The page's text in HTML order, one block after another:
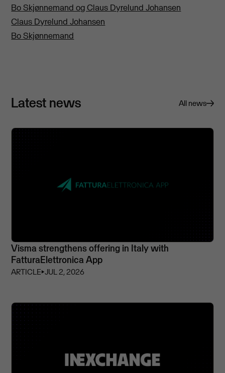
Bo Skjønnemand og Claus Dyrelund Johansen
Claus Dyrelund Johansen
Bo Skjønnemand
Latest news All news
Visma strengthens offering in Italy with
FatturaElettronica App
ARTICLE⏵JUL 2, 2026